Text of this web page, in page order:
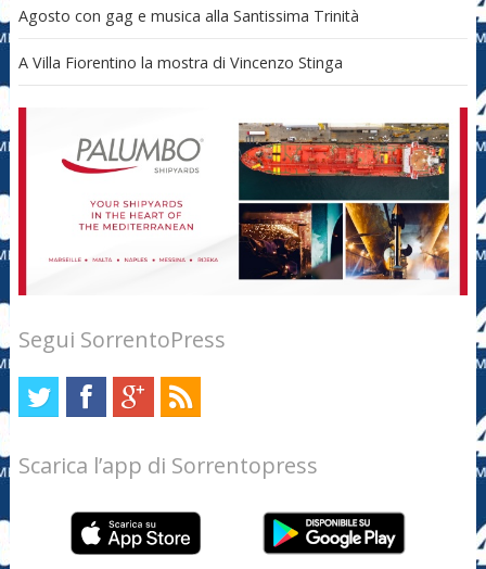
Agosto con gag e musica alla Santissima Trinità
A Villa Fiorentino la mostra di Vincenzo Stinga
Segui SorrentoPress
Scarica l’app di Sorrentopress